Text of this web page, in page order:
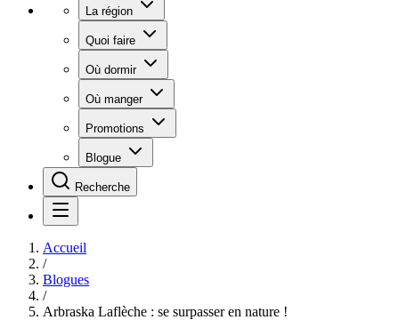
La région
Quoi faire
Où dormir
Où manger
Promotions
Blogue
Recherche
Accueil
/
Blogues
/
Arbraska Laflèche : se surpasser en nature !